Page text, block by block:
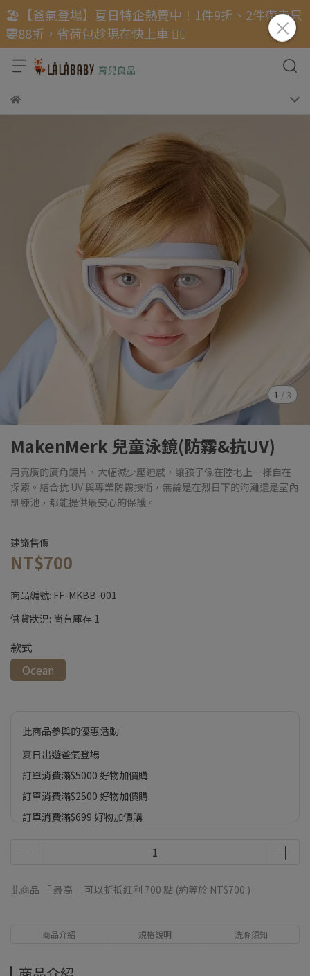
🏖️【爸氣登場】夏日特企熱賣中！1件9折、2件帶走只
要88折，省荷包趁現在快上車 🏃‍♂️
1 / 3
MakenMerk 兒童泳鏡(防霧&抗UV)
用寬廣的廣角鏡片，大幅減少壓迫感，讓孩子像在陸地上一樣自在
探索。結合抗 UV 與專業防霧技術，無論是在烈日下的海灘還是室內
訓練池，都能提供最安心的保護。
建議售價
NT$700
商品編號: FF-MKBB-001
供貨狀況: 尚有庫存 1
款式
Ocean
此商品參與的優惠活動
夏日出遊爸氣登場
訂單消費滿$5000 好物加價購
訂單消費滿$2500 好物加價購
訂單消費滿$699 好物加價購
此商品 「 最高 」可以折抵紅利 700 點 (約等於 NT$700 )
商品介紹 規格說明 洗滌須知